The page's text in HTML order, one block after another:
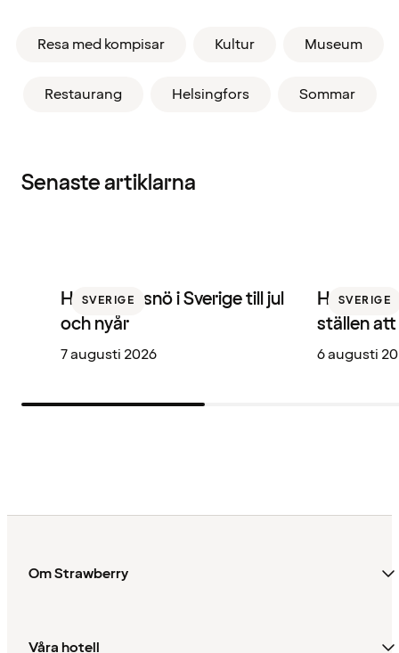
Resa med kompisar Kultur Museum
Restaurang Helsingfors Sommar
Senaste artiklarna
SVERIGE
Här får du snö i Sverige till jul
och nyår
7 augusti 2026
SVERIGE
ställen
6 augusti
Om Strawberry
Våra hotell